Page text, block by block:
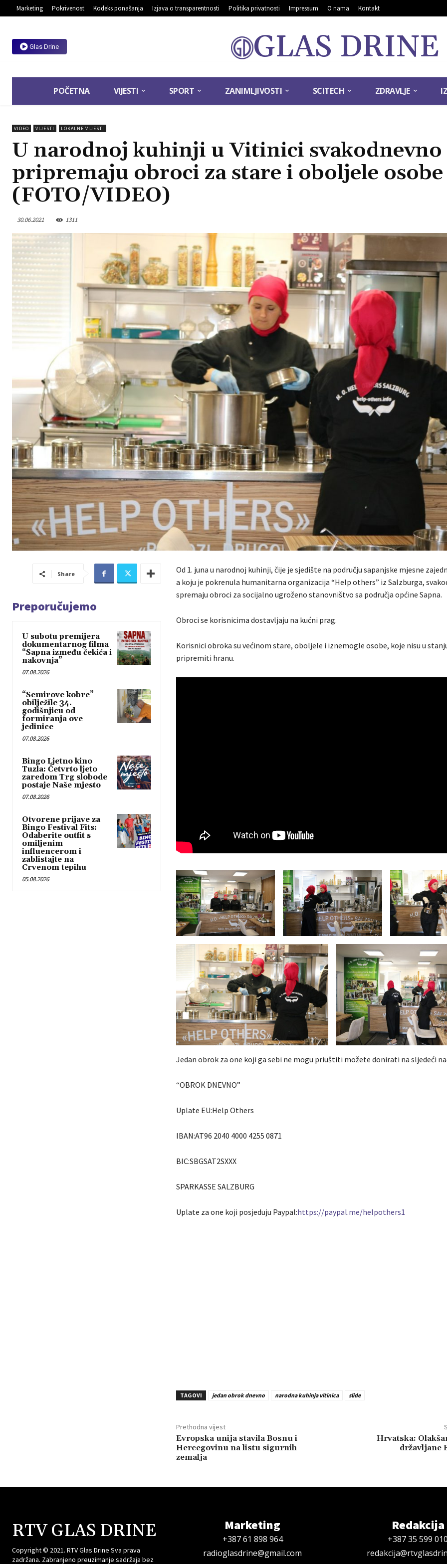
Marketing Pokrivenost Kodeks ponašanja Izjava o transparentnosti Politika privatnosti Impressum O nama Kontakt
Glas Drine GLAS DRINE
POČETNA VIJESTI SPORT ZANIMLJIVOSTI SCITECH ZDRAVLJE
VIDEO VIJESTI LOKALNE VIJESTI
U narodnoj kuhinji u Vitinici svakodnevno
pripremaju obroci za stare i oboljele osobe
(FOTO/VIDEO)
30.06.2021 1311
Share
Preporučujemo
U subotu premijera
dokumentarnog filma
“Sapna između čekića i
nakovnja”
07.08.2026
“Semirove kobre”
obilježile 34.
godišnjicu od
formiranja ove
jedinice
07.08.2026
Bingo Ljetno kino
Tuzla: Četvrto ljeto
zaredom Trg slobode
postaje Naše mjesto
07.08.2026
Otvorene prijave za
Bingo Festival Fits:
Odaberite outfit s
omiljenim
influencerom i
zablistajte na
Crvenom tepihu
05.08.2026
Od 1. juna u narodnoj kuhinji, čije je sjedište na području sapanjske mjesne
a koju je pokrenula humanitarna organizacija “Help others” iz Salzburga,
spremaju obroci za socijalno ugroženo stanovništvo sa područja općine Sapna.
Obroci se korisnicima dostavljaju na kućni prag.
Korisnici obroka su većinom stare, oboljele i iznemogle osobe, koje nisu u
pripremiti hranu.
Jedan obrok za one koji ga sebi ne mogu priuštiti možete donirati na sljedeći
“OBROK DNEVNO”
Uplate EU:Help Others
IBAN:AT96 2040 4000 4255 0871
BIC:SBGSAT2SXXX
SPARKASSE SALZBURG
Uplate za one koji posjeduju Paypal:https://paypal.me/helpothers1
TAGOVI jedan obrok dnevno narodna kuhinja vitinica slide
Prethodna vijest
Evropska unija stavila Bosnu i
Hercegovinu na listu sigurnih
zemalja
Hrvatska:
državljane
RTV GLAS DRINE
Copyright © 2021. RTV Glas Drine Sva prava
zadržana. Zabranjeno preuzimanje sadržaja bez
Marketing
+387 61 898 964
radioglasdrine@gmail.com
Redakcija
+387 35 599